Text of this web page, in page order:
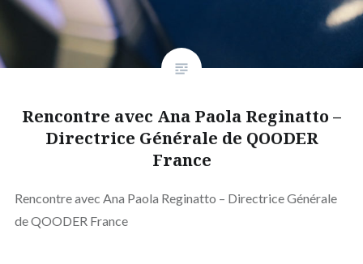
Rencontre avec Ana Paola Reginatto –
Directrice Générale de QOODER
France
Rencontre avec Ana Paola Reginatto – Directrice Générale
de QOODER France